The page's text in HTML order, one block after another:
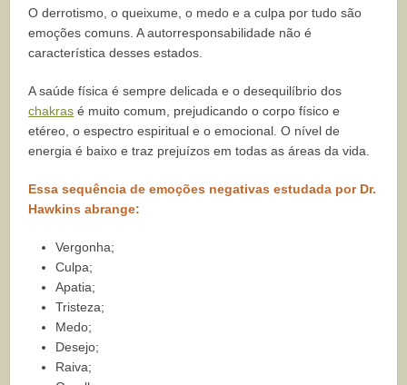
O derrotismo, o queixume, o medo e a culpa por tudo são
emoções comuns. A autorresponsabilidade não é
característica desses estados.
A saúde física é sempre delicada e o desequilíbrio dos
chakras é muito comum, prejudicando o corpo físico e
etéreo, o espectro espiritual e o emocional. O nível de
energia é baixo e traz prejuízos em todas as áreas da vida.
Essa sequência de emoções negativas estudada por Dr.
Hawkins abrange:
Vergonha;
Culpa;
Apatia;
Tristeza;
Medo;
Desejo;
Raiva;